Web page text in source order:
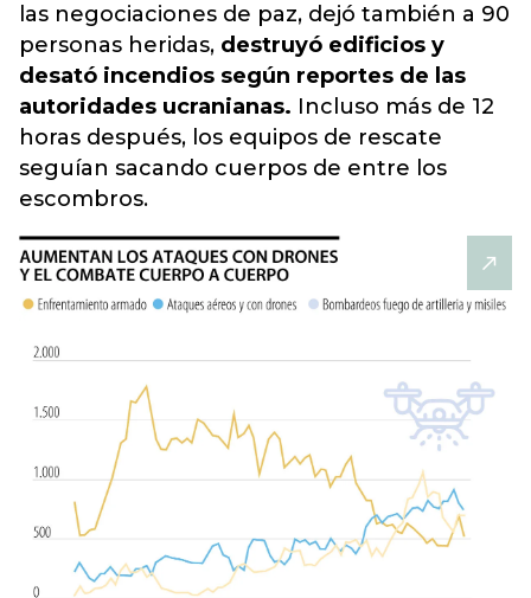
las negociaciones de paz, dejó también a 90
personas heridas, destruyó edificios y
desató incendios según reportes de las
autoridades ucranianas. Incluso más de 12
horas después, los equipos de rescate
seguían sacando cuerpos de entre los
escombros.